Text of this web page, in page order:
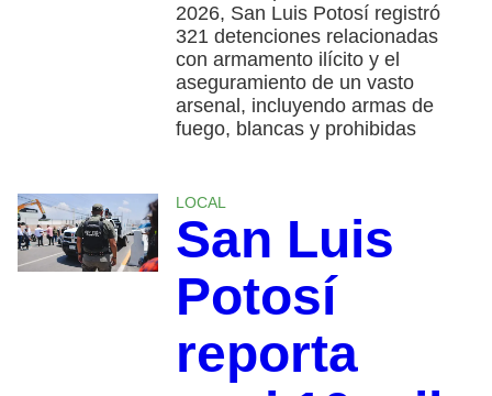
2026, San Luis Potosí registró
321 detenciones relacionadas
con armamento ilícito y el
aseguramiento de un vasto
arsenal, incluyendo armas de
fuego, blancas y prohibidas
LOCAL
San Luis
Potosí
reporta